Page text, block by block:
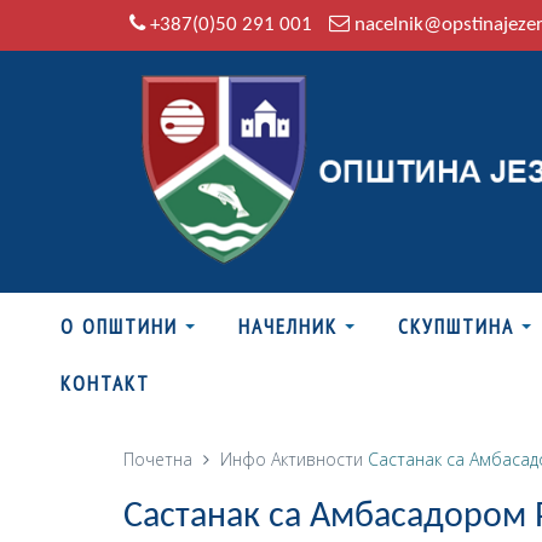
+387(0)50 291 001
О ОПШТИНИ НАЧЕЛНИК СКУПШТИНА
КОНТАКТ
Почетна Инфо Активности Састанак са
Састанак са Амбасадором